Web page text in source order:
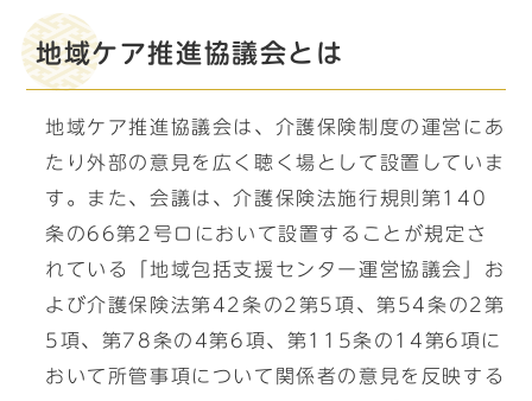
地域ケア推進協議会とは
地域ケア推進協議会は、介護保険制度の運営にあ
たり外部の意見を広く聴く場として設置していま
す。また、会議は、介護保険法施行規則第140
条の66第2号ロにおいて設置することが規定さ
れている「地域包括支援センター運営協議会」お
よび介護保険法第42条の2第5項、第54条の2第
5項、第78条の4第6項、第115条の14第6項に
おいて所管事項について関係者の意見を反映する